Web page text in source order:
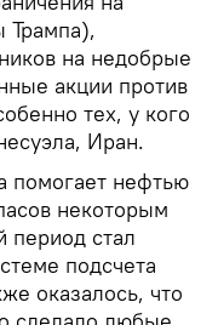
на недобрые
акции против
тех, у кого
Иран.
помогает нефтью
некоторым
период стал
подсчета
оказалось, что